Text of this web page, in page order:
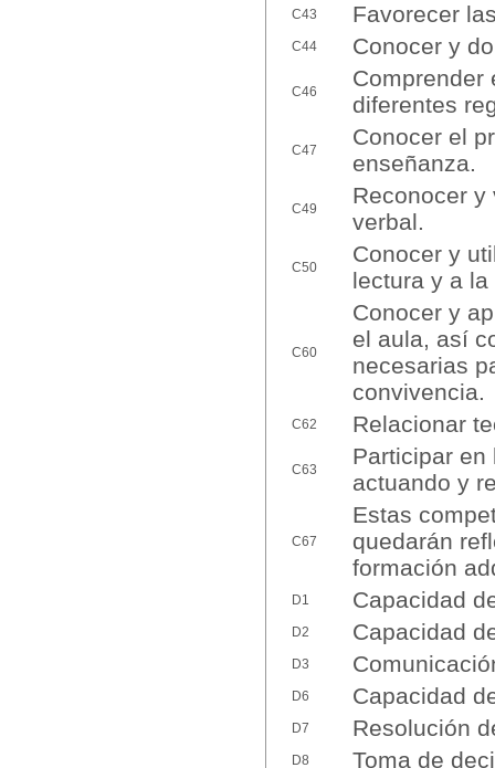
C43 Favorecer
C44 Conocer y
C46
Comprender
diferentes
C47
Conocer el
enseñanza.
C49
Reconocer y
verbal.
C50
Conocer y
lectura y a
C60
Conocer y
el aula, así
necesarias
convivencia.
C62 Relacionar
C63
Participar en
actuando y
C67
Estas
quedarán
formación
D1 Capacidad
D2 Capacidad
D3
D6 Capacidad
D7 Resolución
D8 Toma de